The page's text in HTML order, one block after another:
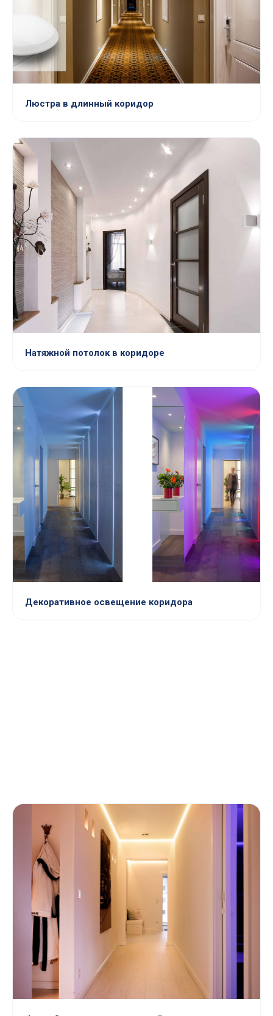
Люстра в длинный коридор
Натяжной потолок в коридоре
Декоративное освещение коридора